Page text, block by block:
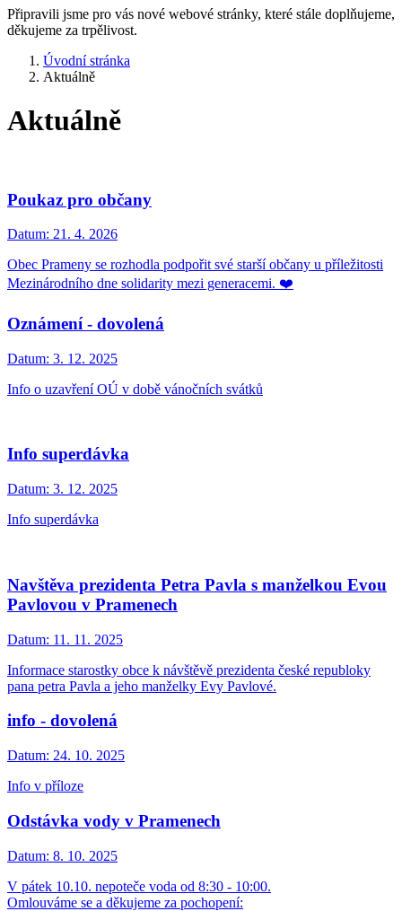
Připravili jsme pro vás nové webové stránky, které stále doplňujeme,
děkujeme za trpělivost.
Úvodní stránka
Aktuálně
Aktuálně
Poukaz pro občany
Datum: 21. 4. 2026
Obec Prameny se rozhodla podpořit své starší občany u příležitosti
Mezinárodního dne solidarity mezi generacemi. ❤️
Oznámení - dovolená
Datum: 3. 12. 2025
Info o uzavření OÚ v době vánočních svátků
Info superdávka
Datum: 3. 12. 2025
Info superdávka
Navštěva prezidenta Petra Pavla s manželkou Evou
Pavlovou v Pramenech
Datum: 11. 11. 2025
Informace starostky obce k návštěvě prezidenta české republoky
pana petra Pavla a jeho manželky Evy Pavlové.
info - dovolená
Datum: 24. 10. 2025
Info v příloze
Odstávka vody v Pramenech
Datum: 8. 10. 2025
V pátek 10.10. nepoteče voda od 8:30 - 10:00.
Omlouváme se a děkujeme za pochopení: